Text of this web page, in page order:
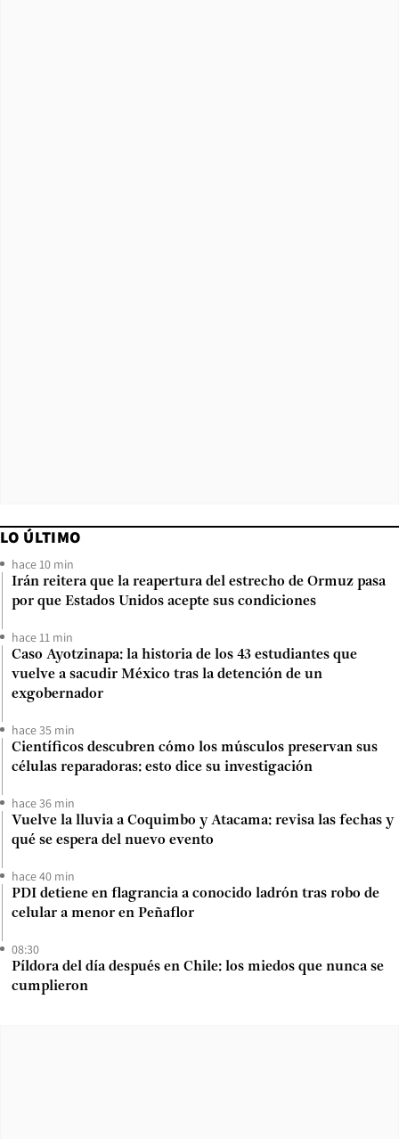
LO ÚLTIMO
hace 10 min
Irán reitera que la reapertura del estrecho de Ormuz pasa
por que Estados Unidos acepte sus condiciones
hace 11 min
Caso Ayotzinapa: la historia de los 43 estudiantes que
vuelve a sacudir México tras la detención de un
exgobernador
hace 35 min
Científicos descubren cómo los músculos preservan sus
células reparadoras: esto dice su investigación
hace 36 min
Vuelve la lluvia a Coquimbo y Atacama: revisa las fechas y
qué se espera del nuevo evento
hace 40 min
PDI detiene en flagrancia a conocido ladrón tras robo de
celular a menor en Peñaflor
08:30
Píldora del día después en Chile: los miedos que nunca se
cumplieron